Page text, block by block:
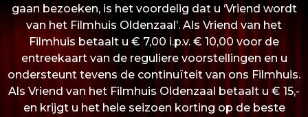
gaan bezoeken, is het voordelig dat u ‘Vriend wordt
van het Filmhuis Oldenzaal’. Als Vriend van het
Filmhuis betaalt u € 7,00 i.p.v. € 10,00 voor de
entreekaart van de reguliere voorstellingen en u
ondersteunt tevens de continuïteit van ons Filmhuis.
Als Vriend van het Filmhuis Oldenzaal betaalt u € 15,-
en krijgt u het hele seizoen korting op de beste